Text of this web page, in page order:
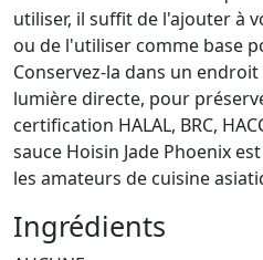
utiliser, il suffit de l'ajouter à
ou de l'utiliser comme base
Conservez-la dans un
lumière directe, pour
certification HALAL, BRC,
sauce Hoisin Jade Phoenix
les amateurs de cuisine
Ingrédients